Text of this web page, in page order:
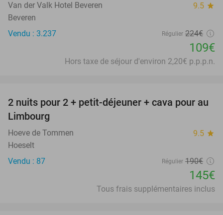
Van der Valk Hotel Beveren 9.5 star
Beveren
Vendu : 3.237
Régulier 224€
109€
Hors taxe de séjour d'environ 2,20€ p.p.p.n.
24%
2 nuits pour 2 + petit-déjeuner + cava pour au
Limbourg
Hoeve de Tommen 9.5 star
Hoeselt
Vendu : 87
Régulier 190€
145€
Tous frais supplémentaires inclus